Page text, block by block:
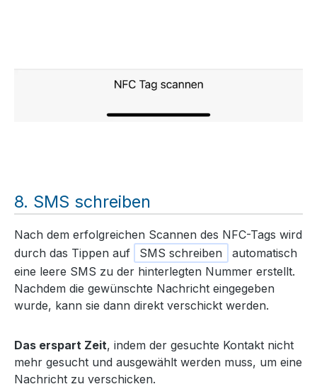
SMS schreiben
Nach dem erfolgreichen Scannen des NFC-Tags wird
durch das Tippen auf
SMS schreiben
automatisch
eine leere SMS zu der hinterlegten Nummer erstellt.
Nachdem die gewünschte Nachricht eingegeben
wurde, kann sie dann direkt verschickt werden.
Das erspart Zeit, indem der gesuchte Kontakt nicht
mehr gesucht und ausgewählt werden muss, um eine
Nachricht zu verschicken.